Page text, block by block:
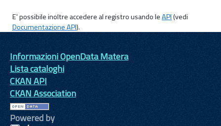
E' possibile inoltre accedere al registro usando leAPI(vedi
Documentazione API).
Informazioni OpenData Matera
Lista cataloghi
CKAN API
CKAN Association
Powered by